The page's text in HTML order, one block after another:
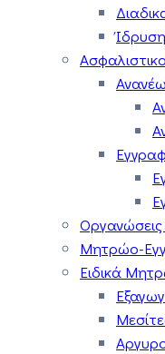
Οργανώσεις
Μητρώο-
Ειδικά